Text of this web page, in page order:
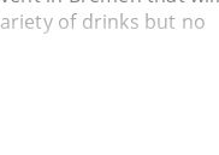
of drinks but no